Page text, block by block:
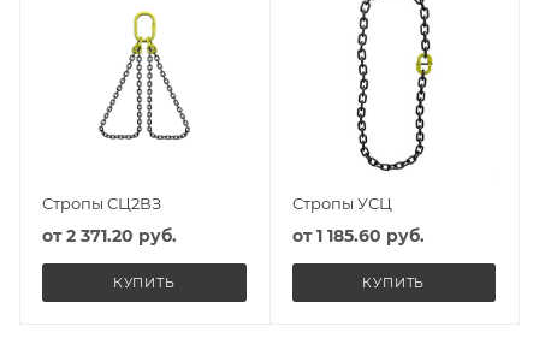
Стропы СЦ2ВЗ
от2 371.20 руб.
КУПИТЬ
Стропы УСЦ
от1 185.60 руб.
КУПИТЬ